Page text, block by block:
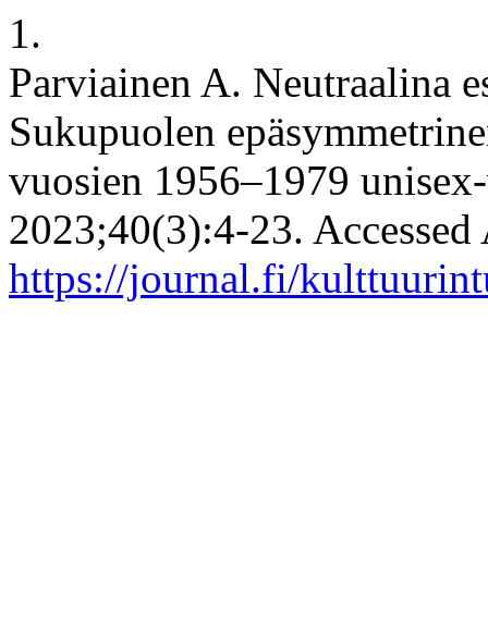
1.
Parviainen A. Neutraalina
Sukupuolen
vuosien 1956–1979
2023;40(3):4-23.
https://journal.fi/